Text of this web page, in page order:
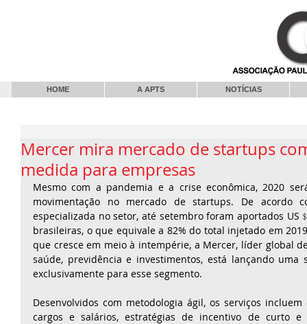
HOME A APTS NOTÍCIAS
Mercer mira mercado de startups
medida para empresas
Mesmo com a pandemia e a crise econômica, 2020
movimentação no mercado de startups. De acordo
especializada no setor, até setembro foram aportados
brasileiras, o que equivale a 82% do total injetado em
que cresce em meio à intempérie, a Mercer, líder global
saúde, previdência e investimentos, está lançando uma
exclusivamente para esse segmento.
Desenvolvidos com metodologia ágil, os serviços
cargos e salários, estratégias de incentivo de curto